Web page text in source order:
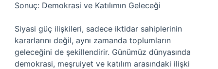
Sonuç: Demokrasi ve Katılımın Geleceği
Siyasi güç ilişkileri, sadece iktidar sahiplerinin
kararlarını değil, aynı zamanda toplumların
geleceğini de şekillendirir. Günümüz dünyasında
demokrasi, meşruiyet ve katılım arasındaki ilişki